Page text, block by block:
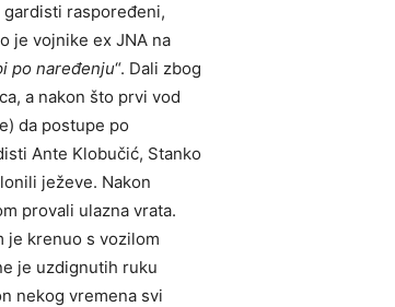
raspoređeni,
je vojnike ex JNA na
po naređenju“. Dali zbog
a nakon što prvi vod
da postupe po
Ante Klobučić, Stanko
ježeve. Nakon
provali ulazna vrata.
je krenuo s vozilom
je uzdignutih ruku
nekog vremena svi